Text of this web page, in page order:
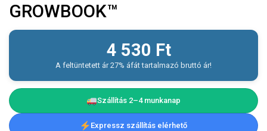
GROWBOOK™
4 530 Ft
A feltüntetett ár 27% áfát tartalmazó bruttó ár!
Szállítás 2–4 munkanap
Expressz szállítás elérhető